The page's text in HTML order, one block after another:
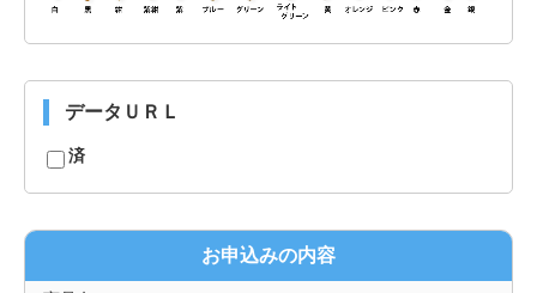
データＵＲＬ
済
お申込みの内容